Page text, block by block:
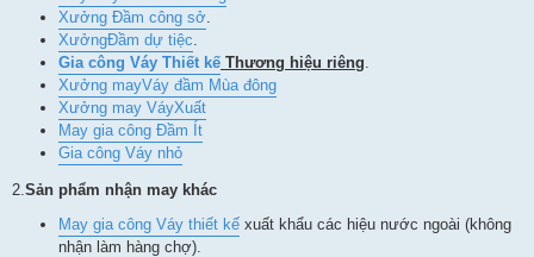
Xưởng Đầm công sở.
XưởngĐầm dự tiệc.
Gia công Váy Thiết kế Thương hiệu riêng.
Xưởng mayVáy đầm Mùa đông
Xưởng may VáyXuất
May gia công Đầm Ít
Gia công Váy nhỏ
2.Sản phẩm nhận may khác
May gia công Váy thiết kế xuất khẩu các hiệu nước ngoài (không
nhận làm hàng chợ).